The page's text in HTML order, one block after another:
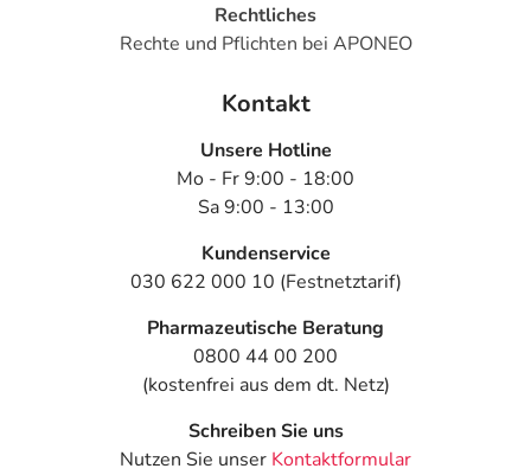
Rechtliches
Rechte und Pflichten bei APONEO
Kontakt
Unsere Hotline
Mo - Fr 9:00 - 18:00
Sa 9:00 - 13:00
Kundenservice
030 622 000 10 (Festnetztarif)
Pharmazeutische Beratung
0800 44 00 200
(kostenfrei aus dem dt. Netz)
Schreiben Sie uns
Nutzen Sie unser Kontaktformular